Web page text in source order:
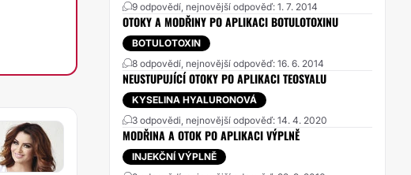
9 odpovědí, nejnovější odpověď: 1. 7. 2014
OTOKY A MODŘINY PO APLIKACI BOTULOTOXINU
BOTULOTOXIN
8 odpovědí, nejnovější odpověď: 16. 6. 2014
NEUSTUPUJÍCÍ OTOKY PO APLIKACI TEOSYALU
KYSELINA HYALURONOVÁ
3 odpovědi, nejnovější odpověď: 14. 4. 2020
MODŘINA A OTOK PO APLIKACI VÝPLNĚ
INJEKČNÍ VÝPLNĚ